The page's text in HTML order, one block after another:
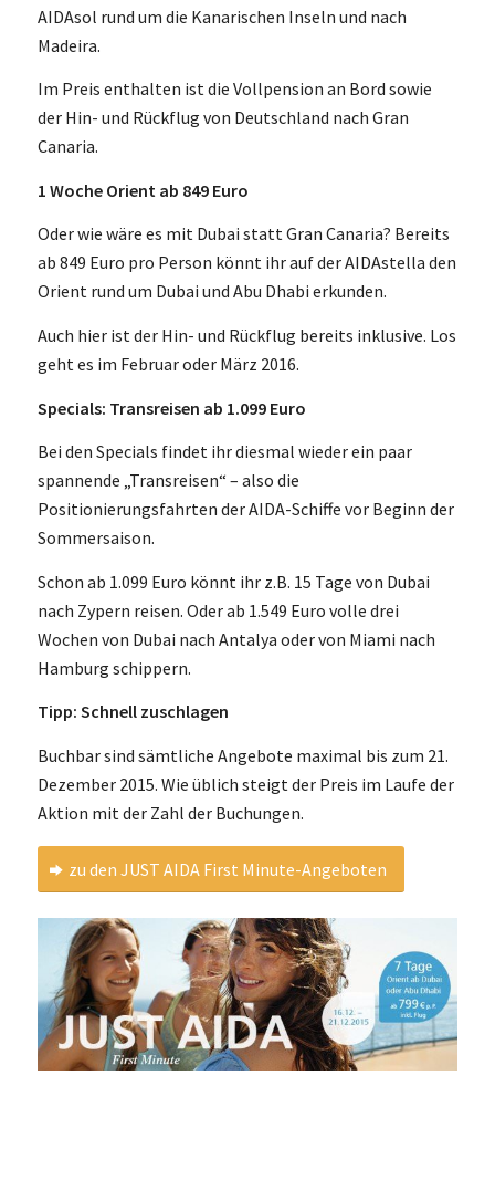
AIDAsol rund um die Kanarischen Inseln und nach
Madeira.
Im Preis enthalten ist die Vollpension an Bord sowie
der Hin- und Rückflug von Deutschland nach Gran
Canaria.
1 Woche Orient ab 849 Euro
Oder wie wäre es mit Dubai statt Gran Canaria? Bereits
ab 849 Euro pro Person könnt ihr auf der AIDAstella den
Orient rund um Dubai und Abu Dhabi erkunden.
Auch hier ist der Hin- und Rückflug bereits inklusive. Los
geht es im Februar oder März 2016.
Specials: Transreisen ab 1.099 Euro
Bei den Specials findet ihr diesmal wieder ein paar
spannende „Transreisen“ – also die
Positionierungsfahrten der AIDA-Schiffe vor Beginn der
Sommersaison.
Schon ab 1.099 Euro könnt ihr z.B. 15 Tage von Dubai
nach Zypern reisen. Oder ab 1.549 Euro volle drei
Wochen von Dubai nach Antalya oder von Miami nach
Hamburg schippern.
Tipp: Schnell zuschlagen
Buchbar sind sämtliche Angebote maximal bis zum 21.
Dezember 2015. Wie üblich steigt der Preis im Laufe der
Aktion mit der Zahl der Buchungen.
zu den JUST AIDA First Minute-Angeboten